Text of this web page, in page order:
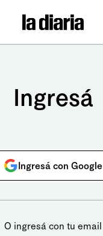
Ingresá
Ingresá con Google
O ingresá con tu email